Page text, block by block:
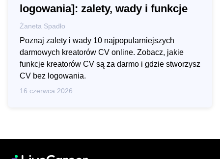
logowania]: zalety, wady i funkcje
Żaneta Spadło
Poznaj zalety i wady 10 najpopularniejszych
darmowych kreatorów CV online. Zobacz, jakie
funkcje kreatorów CV są za darmo i gdzie stworzysz
CV bez logowania.
16 czerwca 2026